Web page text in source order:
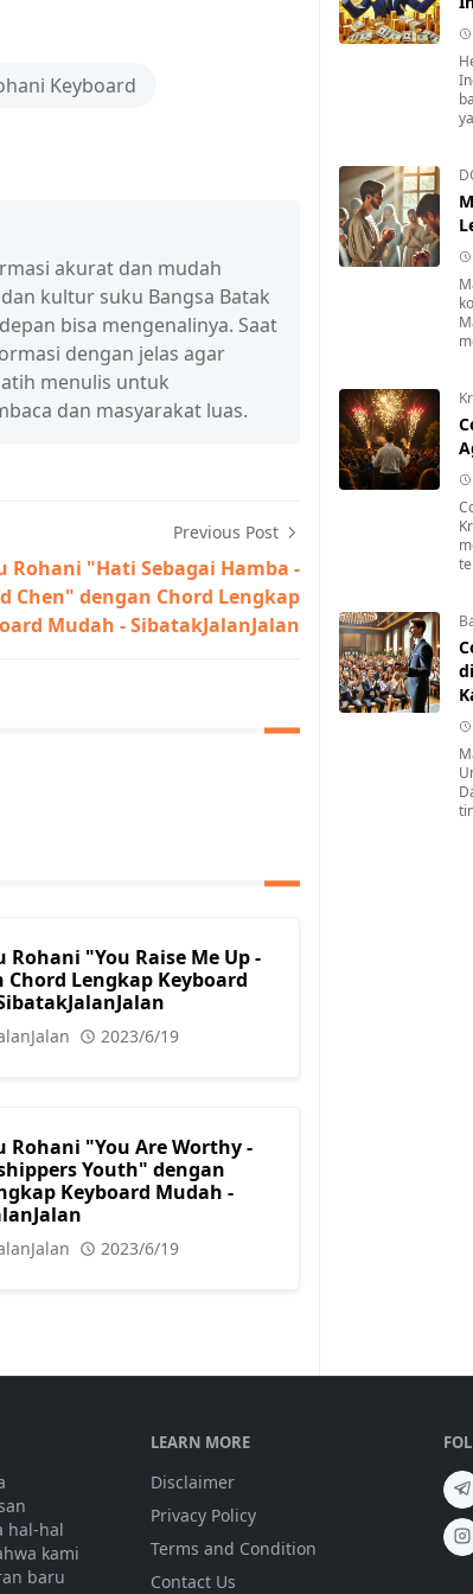
Keyboard
akurat dan mudah
kultur suku Bangsa Batak
bisa mengenalinya. Saat
dengan jelas agar
menulis untuk
dan masyarakat luas.
Previous Post
Rohani "Hati Sebagai Hamba -
Chen" dengan Chord Lengkap
Mudah - SibatakJalanJalan
Rohani "You Raise Me Up -
Chord Lengkap Keyboard
2023/6/19
Rohani "You Are Worthy -
Youth" dengan
Keyboard Mudah -
2023/6/19
hal-hal
kami
baru
LEARN MORE
Disclaimer
Privacy Policy
Terms and Condition
Contact Us